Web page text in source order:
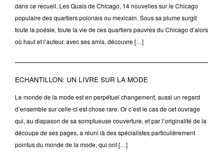
dans ce recueil, Les Quais de Chicago, 14 nouvelles sur le Chicago
populaire des quartiers polonais ou mexicain. Sous sa plume surgit
toute la poésie, toute la vie de ces quartiers pauvres du Chicago d’alors
où haut et l’auteur, avec ses amis, découvre […]
ECHANTILLON: UN LIVRE SUR LA MODE
Le monde de la mode est en perpétuel changement, aussi un regard
d’ensemble sur celle-ci est chose rare. Or c’est le cas de cet ouvrage
qui, au diapason de sa somptueuse couverture, et par l’originalité de la
découpe de ses pages, a réuni là des spécialistes particulièrement
pointus du monde de la mode, qui ont […]